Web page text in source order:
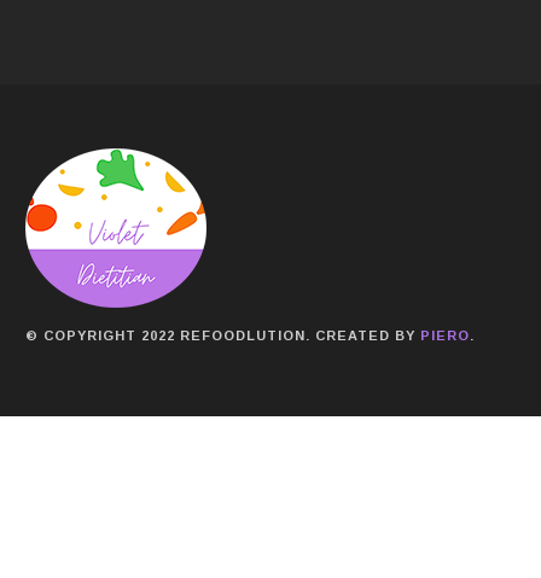
© COPYRIGHT 2022 REFOODLUTION. CREATED BY PIERO